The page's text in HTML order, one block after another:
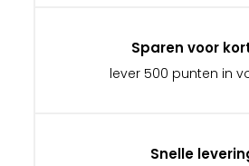
Sparen voor
lever 500 punten in
Snelle